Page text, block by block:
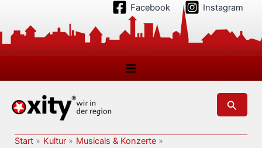
springen
Facebook Instagram
Suchen
Start Kultur
Musicals & Konzerte